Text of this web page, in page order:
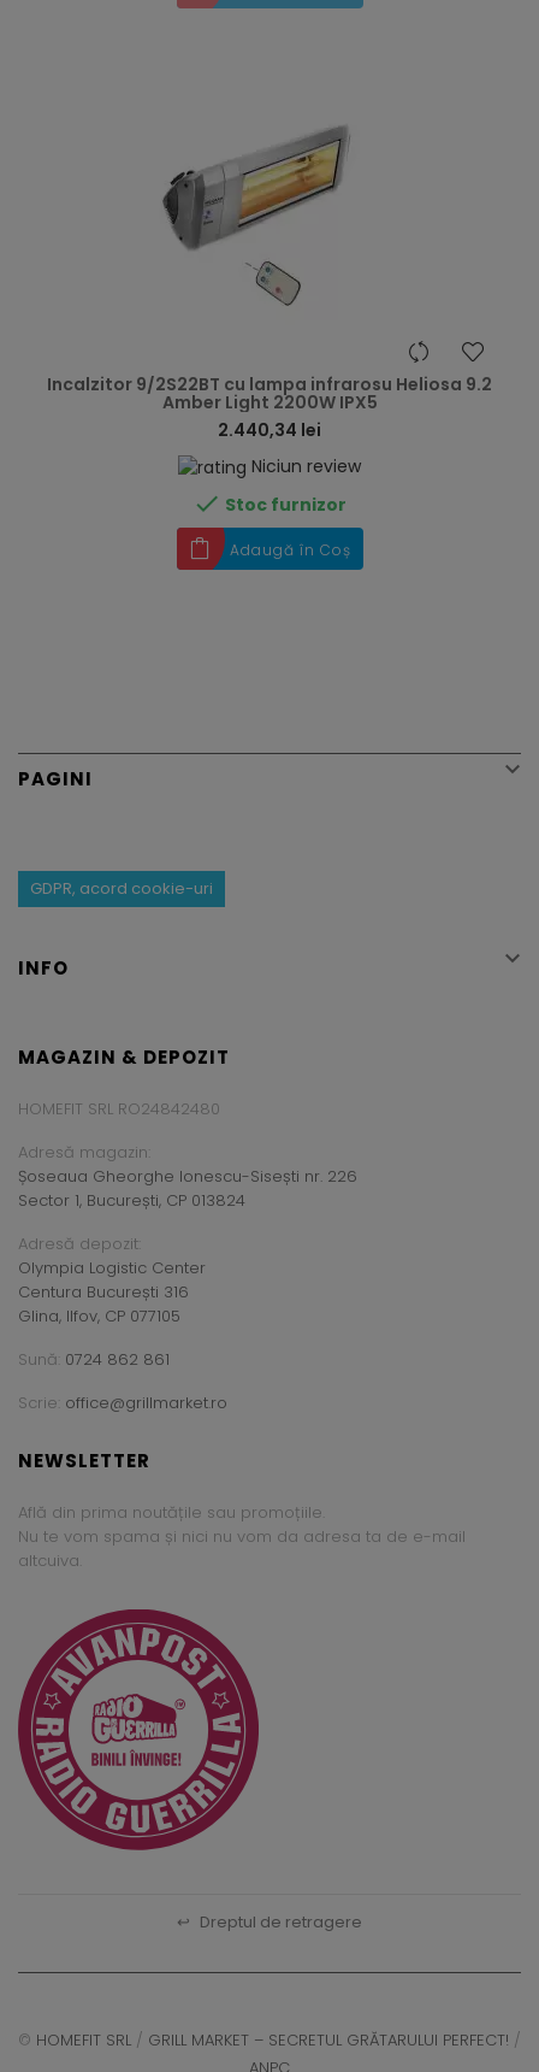
Incalzitor 9/2S22BT cu lampa infrarosu Heliosa 9.2
Amber Light 2200W IPX5
2.440,34 lei
Niciun review
 Stoc furnizor
Adaugă în Coș
PAGINI 
GDPR, acord cookie-uri
INFO 
MAGAZIN & DEPOZIT
HOMEFIT SRL RO24842480
Adresă magazin:
Șoseaua Gheorghe Ionescu-Sisești nr. 226
Sector 1, București, CP 013824
Adresă depozit:
Olympia Logistic Center
Centura București 316
Glina, Ilfov, CP 077105
Sună: 0724 862 861
Scrie: office@grillmarket.ro
NEWSLETTER
Află din prima noutățile sau promoțiile.
Nu te vom spama și nici nu vom da adresa ta de e-mail
altcuiva.
↩ Dreptul de retragere
© HOMEFIT SRL / GRILL MARKET – SECRETUL GRĂTARULUI PERFECT! /